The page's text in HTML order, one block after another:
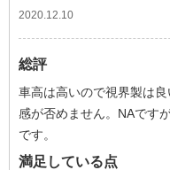
2020.12.10
総評
車高は高いので視界製は
感が否めません。NAです
です。
満足している点